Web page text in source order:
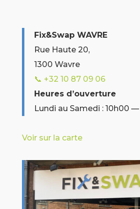
Fix&Swap WAVRE
Rue Haute 20,
1300 Wavre
📞 +32 10 87 09 06
Heures d’ouverture
Lundi au Samedi : 10h00
Voir sur la carte